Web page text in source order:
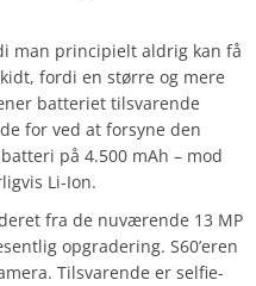
man principielt aldrig kan få
fordi en større og mere
batteriet tilsvarende
for ved at forsyne den
på 4.500 mAh – mod
Li-Ion.
fra de nuværende 13 MP
opgradering. S60’eren
Tilsvarende er selfie-